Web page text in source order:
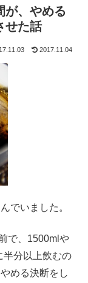
が、やめる
せた話
2017.11.04
でいました。
で、1500mlや
半分以上飲むの
める決断をし